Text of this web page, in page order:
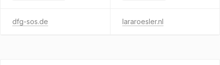
dfg-sos.de lararoesler.nl